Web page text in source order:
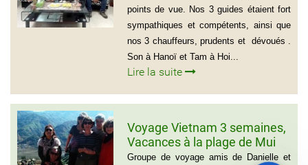
points de vue. Nos 3 guides étaient fort
sympathiques et compétents, ainsi que
nos 3 chauffeurs, prudents et dévoués .
Son à Hanoï et Tam à Hoi...
Lire la suite
Voyage Vietnam 3 semaines,
Vacances à la plage de Mui
Ne
Groupe de voyage amis de Danielle et